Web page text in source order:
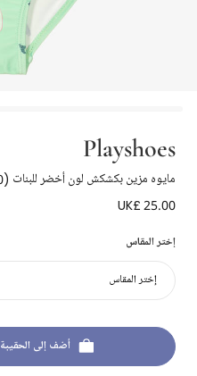
Playshoes
مايوه مزين بكشكش لون أخضر للبنات (UPF50+)
UK£ 25.00
إختر المقاس
إختر المقاس
أضف إلى الحقيبة